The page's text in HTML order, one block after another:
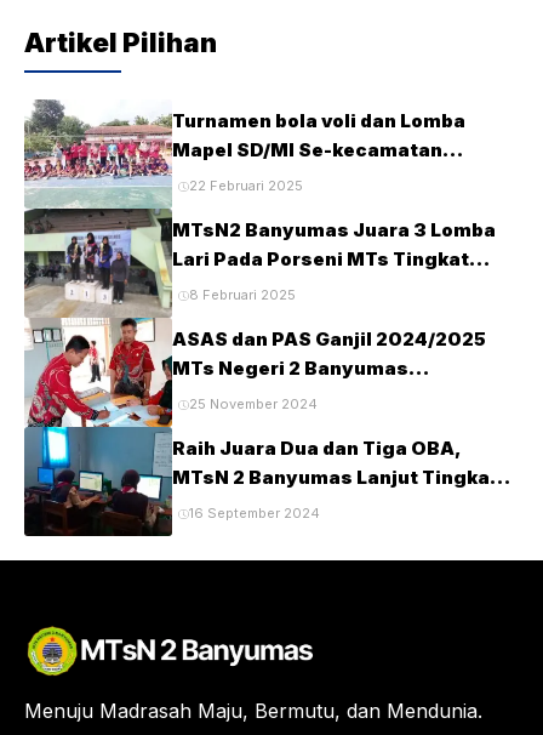
Artikel Pilihan
Turnamen bola voli dan Lomba
Mapel SD/MI Se-kecamatan
Tambak pada HUT Ke-28 MTsN2
22 Februari 2025
MTsN2 Banyumas Juara 3 Lomba
Lari Pada Porseni MTs Tingkat
Kabupaten Banyumas Tahun 2025
8 Februari 2025
ASAS dan PAS Ganjil 2024/2025
MTs Negeri 2 Banyumas
Berlangsung Tertib dan Lancar
25 November 2024
Raih Juara Dua dan Tiga OBA,
MTsN 2 Banyumas Lanjut Tingkat
Provinsi
16 September 2024
Menuju Madrasah Maju, Bermutu, dan Mendunia.